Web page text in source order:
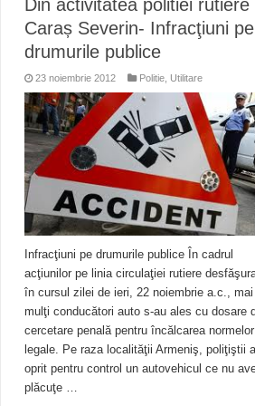
Ștrandul Termal Ring din
Miresme de lavandă, mentă
ANUNȚ OPRIRE APĂ în
ANUNŢ OPRIRE APĂ în
ANUNŢ OPRIRE APĂ în
Din activitatea politiei rutiere
Caraș Severin- Infracţiuni pe
drumurile publice
23 noiembrie 2012 Politie Utilitare
Infracţiuni pe drumurile publice În cadrul
acţiunilor pe linia circulaţiei rutiere
în cursul zilei de ieri, 22 noiembrie a.c., mai
mulţi conducători auto s-au ales cu dosare
cercetare penală pentru încălcarea normelor
legale. Pe raza localităţii Armeniş, poliţiştii
oprit pentru control un autovehicul ce nu
plăcuţe …